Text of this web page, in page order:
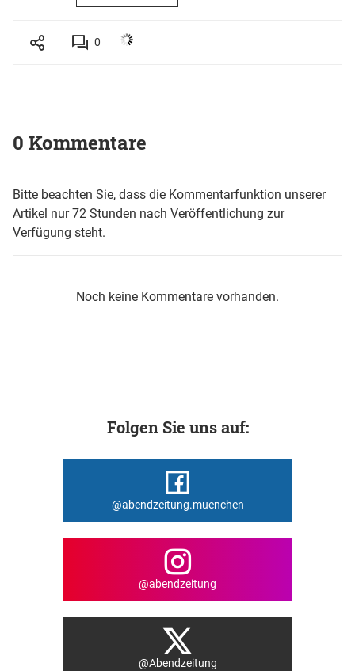
0
0 Kommentare
Bitte beachten Sie, dass die Kommentarfunktion unserer
Artikel nur 72 Stunden nach Veröffentlichung zur
Verfügung steht.
Noch keine Kommentare vorhanden.
Folgen Sie uns auf:
@abendzeitung.muenchen
@abendzeitung
@Abendzeitung